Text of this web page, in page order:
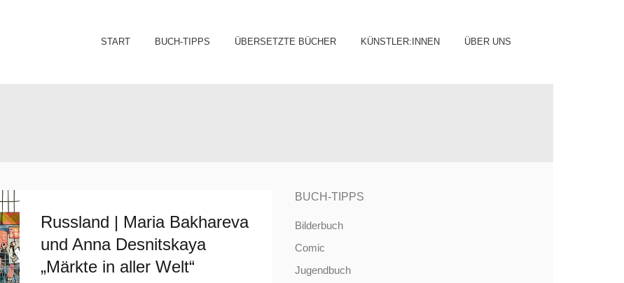
Skip
START BUCH-TIPPS ÜBERSETZTE BÜCHER KÜNSTLER:INNEN ÜBER UNS
Russland | Maria Bakhareva
und Anna Desnitskaya
„Märkte in aller Welt“
BUCH-TIPPS
Bilderbuch
Comic
Jugendbuch